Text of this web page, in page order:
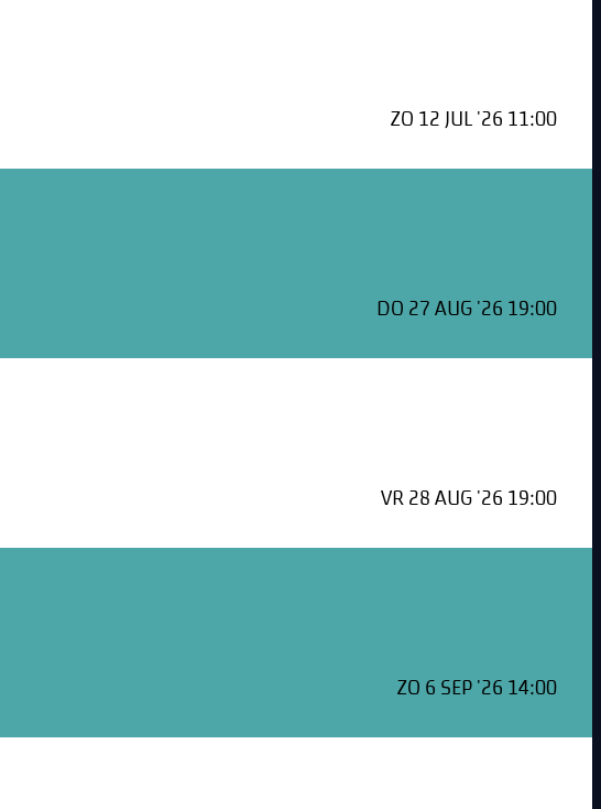
ZO 12 JUL '26 11:00
DO 27 AUG '26 19:00
VR 28 AUG '26 19:00
ZO 6 SEP '26 14:00